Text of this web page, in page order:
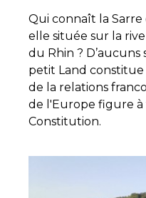
Qui connaît la Sarre
elle située sur la
du Rhin ?
petit Land
de la relations
de l'Europe figure à
Constitution.